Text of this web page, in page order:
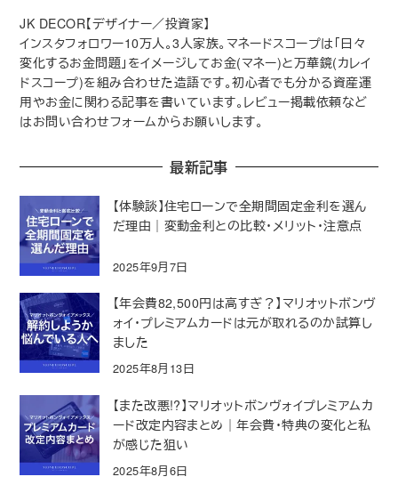
り
JK DECOR【デザイナー／投資家】
インスタフォロワー10万人。3人家族。マネードスコープは｢日々
変化するお金問題｣をイメージしてお金(マネー)と万華鏡(カレイ
ドスコープ)を組み合わせた造語です。初心者でも分かる資産運
用やお金に関わる記事を書いています。レビュー掲載依頼など
はお問い合わせフォームからお願いします。
最新記事
【体験談】住宅ローンで全期間固定金利を選ん
だ理由｜変動金利との比較・メリット・注意点
2025年9月7日
【年会費82,500円は高すぎ？】マリオットボンヴ
ォイ・プレミアムカードは元が取れるのか試算し
ました
2025年8月13日
【また改悪!?】マリオットボンヴォイプレミアムカ
ード改定内容まとめ｜年会費・特典の変化と私
が感じた狙い
2025年8月6日